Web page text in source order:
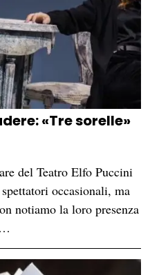
«Tre sorelle»
del Teatro Elfo Puccini
occasionali, ma
notiamo la loro presenza